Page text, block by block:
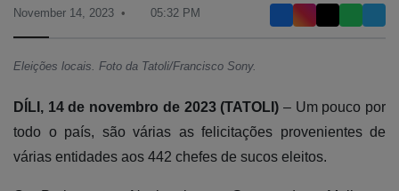
November 14, 2023 05:32 PM
Eleições locais. Foto da Tatoli/Francisco Sony.
DÍLI, 14 de novembro de 2023 (TATOLI) – Um pouco por
todo o país, são várias as felicitações provenientes de
várias entidades aos 442 chefes de sucos eleitos.